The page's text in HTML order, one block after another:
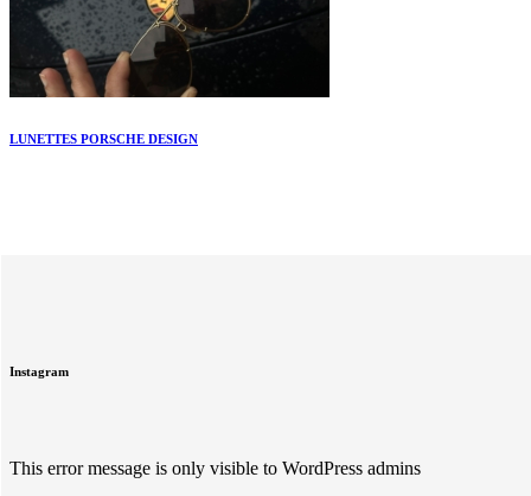
LUNETTES PORSCHE DESIGN
Instagram
This error message is only visible to WordPress admins